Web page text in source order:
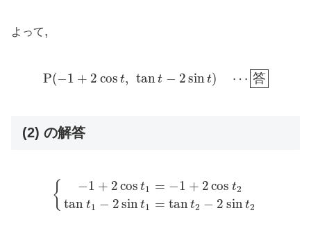
よって,,
P(−1 + 2 cos t, tant − 2sint) ⋯ 答
(2) の解答
{ −1 + 2cos t1 = −1 + 2 cos t2
tan t1 − 2sint1 = tant2 − 2 sint2
− cos 1= + t2 tant sin